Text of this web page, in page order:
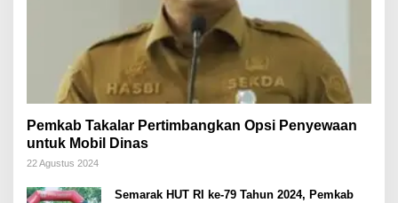
Pemkab Takalar Pertimbangkan Opsi Penyewaan
untuk Mobil Dinas
22 Agustus 2024
Semarak HUT RI ke-79 Tahun 2024, Pemkab